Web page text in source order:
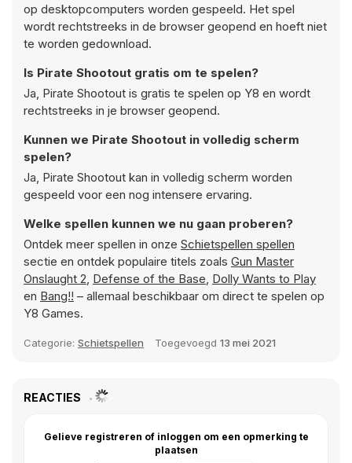
op desktopcomputers worden gespeeld. Het spel
wordt rechtstreeks in de browser geopend en hoeft niet
te worden gedownload.
Is Pirate Shootout gratis om te spelen?
Ja, Pirate Shootout is gratis te spelen op Y8 en wordt
rechtstreeks in je browser geopend.
Kunnen we Pirate Shootout in volledig scherm
spelen?
Ja, Pirate Shootout kan in volledig scherm worden
gespeeld voor een nog intensere ervaring.
Welke spellen kunnen we nu gaan proberen?
Ontdek meer spellen in onze Schietspellen spellen
sectie en ontdek populaire titels zoals Gun Master
Onslaught 2, Defense of the Base, Dolly Wants to Play
en Bang!! – allemaal beschikbaar om direct te spelen op
Y8 Games.
Categorie: Schietspellen Toegevoegd 13 mei 2021
REACTIES
Gelieve registreren of inloggen om een opmerking te
plaatsen